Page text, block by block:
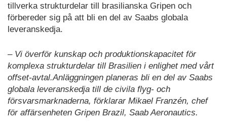
tillverka strukturdelar till brasilianska Gripen och
förbereder sig på att bli en del av Saabs globala
leveranskedja.
– Vi överför kunskap och produktionskapacitet för
komplexa strukturdelar till Brasilien i enlighet med vårt
offset-avtal.Anläggningen planeras bli en del av Saabs
globala leveranskedja till de civila flyg- och
försvarsmarknaderna, förklarar Mikael Franzén, chef
för affärsenheten Gripen Brazil, Saab Aeronautics.